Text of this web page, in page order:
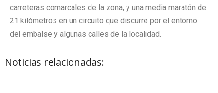
carreteras comarcales de la zona, y una media maratón de
21 kilómetros en un circuito que discurre por el entorno
del embalse y algunas calles de la localidad.
Noticias relacionadas: